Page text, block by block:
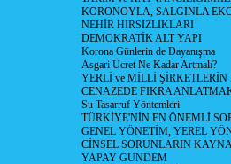
KORONOYLA, SALGINLA
NEHİR HIRSIZLIKLARI
DEMOKRATİK ALT YAPI
Korona Günlerin de Dayanışma
Asgari Ücret Ne Kadar Artmalı?
YERLİ ve MİLLİ
CENAZEDE FIKRA
Su Tasarruf Yöntemleri
TÜRKİYE'NİN EN ÖNEMLİ
GENEL YÖNETİM, YEREL
CİNSEL SORUNLARIN
YAPAY GÜNDEM